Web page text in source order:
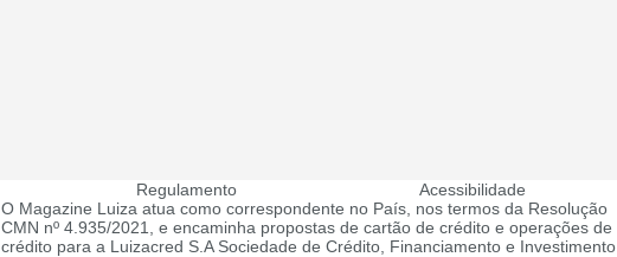
Regulamento Acessibilidade
O Magazine Luiza atua como correspondente no País, nos termos da Resolução
CMN nº 4.935/2021, e encaminha propostas de cartão de crédito e operações de
crédito para a Luizacred S.A Sociedade de Crédito, Financiamento e Investimento